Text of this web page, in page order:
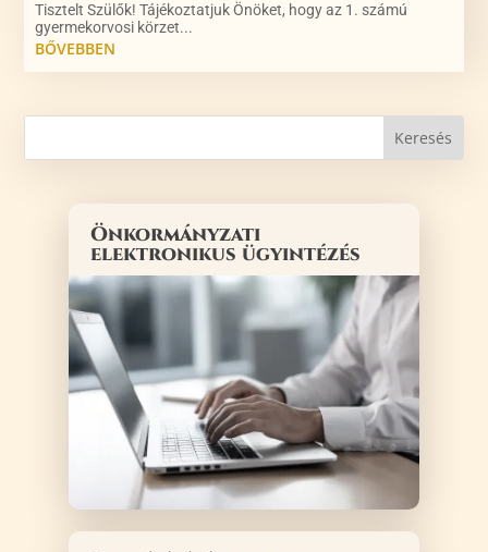
Tisztelt Szülők! Tájékoztatjuk Önöket, hogy az 1. számú
gyermekorvosi körzet...
BŐVEBBEN
Önkormányzati
elektronikus ügyintézés